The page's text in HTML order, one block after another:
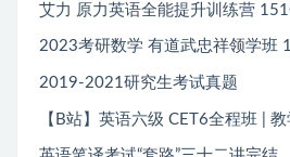
艾力 原力英语全能提升训练营
2023考研数学 有道武忠祥领学班
2019-2021研究生考试真题
【B站】英语六级 CET6全程班 |